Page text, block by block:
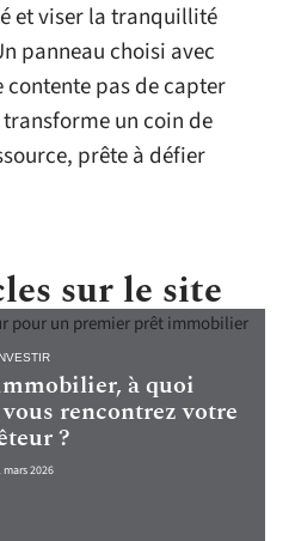
et viser la tranquillité
panneau choisi avec
contente pas de capter
un coin de
prête à défier
sur le site
à quoi
rencontrez votre
?
mars 2026